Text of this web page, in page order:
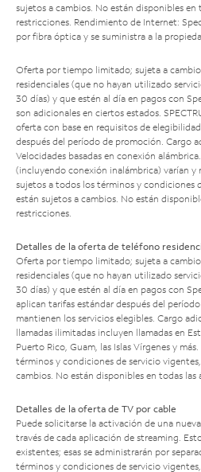
sujetos a cambios. No están disponibles en
restricciones. Rendimiento de Internet:
por fibra óptica y se suministra a la
Oferta por tiempo limitado; sujeta a
residenciales (que no hayan utilizado
30 días) y que estén al día en pagos con
son adicionales en ciertos estados.
oferta con base en requisitos de
después del período de promoción. Cargo
Velocidades basadas en conexión
(incluyendo conexión inalámbrica) varían y
sujetos a todos los términos y condiciones
están sujetos a cambios. No están
restricciones.
Detalles de la oferta de teléfono
Oferta por tiempo limitado; sujeta a
residenciales (que no hayan utilizado
30 días) y que estén al día en pagos con
aplican tarifas estándar después del
mantienen los servicios elegibles. Cargo
llamadas ilimitadas incluyen llamadas en
Puerto Rico, Guam, las Islas Vírgenes y
términos y condiciones de servicio
cambios. No están disponibles en todas las
Detalles de la oferta de TV por cable
Puede solicitarse la activación de una
través de cada aplicación de streaming.
existentes; esas se administrarán por
términos y condiciones de servicio